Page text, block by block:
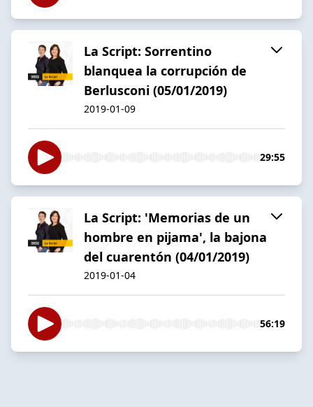
La Script: Sorrentino
blanquea la corrupción de
Berlusconi (05/01/2019)
2019-01-09
29:55
La Script: 'Memorias de un
hombre en pijama', la bajona
del cuarentón (04/01/2019)
2019-01-04
56:19